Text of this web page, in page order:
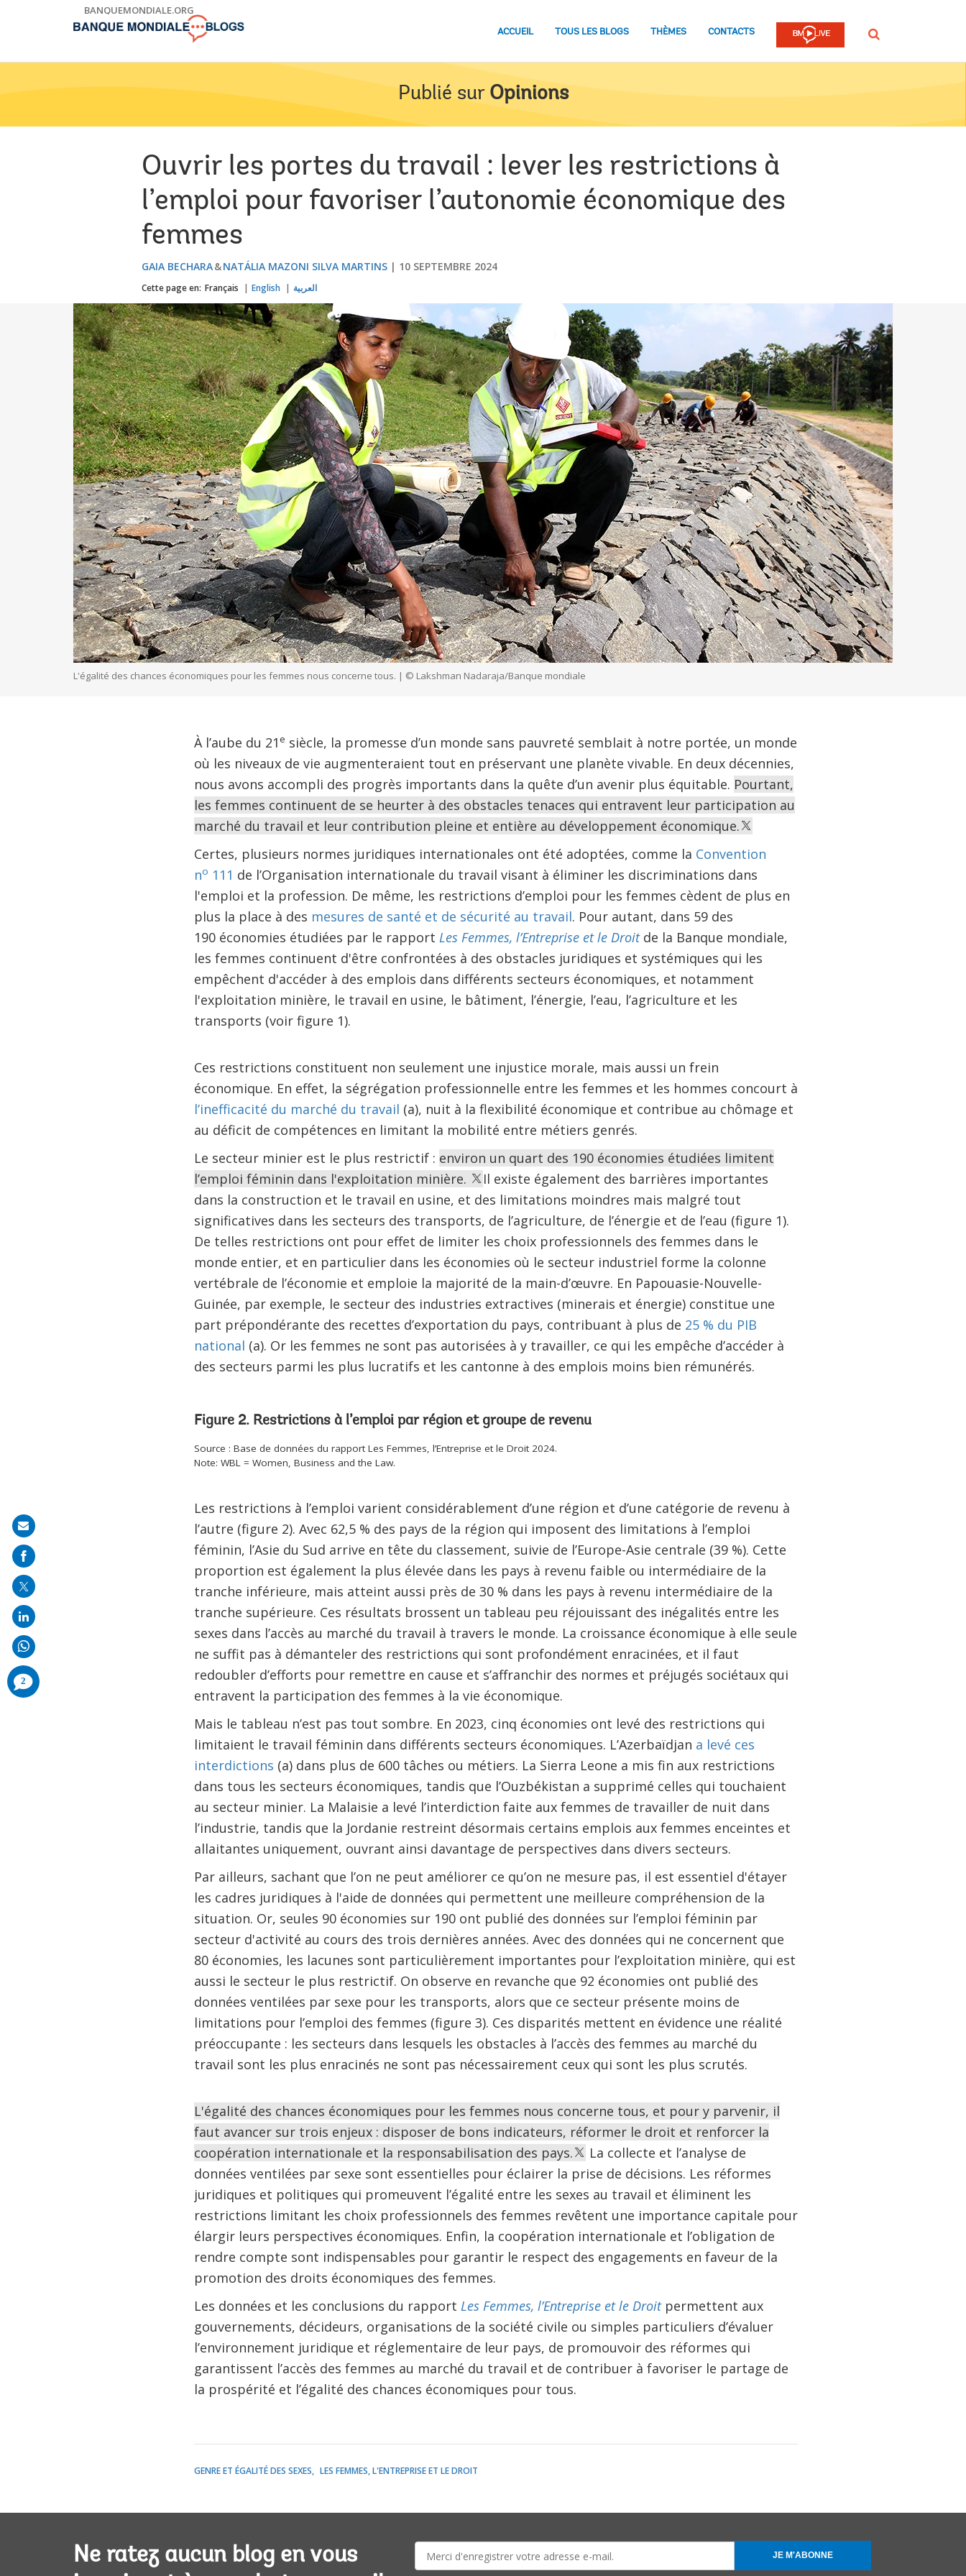
BANQUEMONDIALE.ORG
ACCUEIL TOUS LES BLOGS THÈMES CONTACTS Rechercher
Publié sur Opinions
Ouvrir les portes du travail : lever les restrictions à
l’emploi pour favoriser l’autonomie économique des
femmes
GAIA BECHARA NATÁLIA MAZONI SILVA MARTINS 10 SEPTEMBRE 2024
Cette page en: Français English العربية
L'égalité des chances économiques pour les femmes nous concerne tous. | © Lakshman Nadaraja/Banque mondiale
À l’aube du 21e siècle, la promesse d’un monde sans pauvreté semblait à notre portée, un monde
où les niveaux de vie augmenteraient tout en préservant une planète vivable. En deux décennies,
nous avons accompli des progrès importants dans la quête d’un avenir plus équitable. Pourtant,
les femmes continuent de se heurter à des obstacles tenaces qui entravent leur participation au
marché du travail et leur contribution pleine et entière au développement économique.
Certes, plusieurs normes juridiques internationales ont été adoptées, comme la Convention
no 111 de l’Organisation internationale du travail visant à éliminer les discriminations dans
l'emploi et la profession. De même, les restrictions d’emploi pour les femmes cèdent de plus en
plus la place à des mesures de santé et de sécurité au travail. Pour autant, dans 59 des
190 économies étudiées par le rapport Les Femmes, l’Entreprise et le Droitde la Banque mondiale,
les femmes continuent d'être confrontées à des obstacles juridiques et systémiques qui les
empêchent d'accéder à des emplois dans différents secteurs économiques, et notamment
l'exploitation minière, le travail en usine, le bâtiment, l’énergie, l’eau, l’agriculture et les
transports (voir figure 1).
Ces restrictions constituent non seulement une injustice morale, mais aussi un frein
économique. En effet, la ségrégation professionnelle entre les femmes et les hommes concourt à
l’inefficacité du marché du travail (a), nuit à la flexibilité économique et contribue au chômage et
au déficit de compétences en limitant la mobilité entre métiers genrés.
Le secteur minier est le plus restrictif : environ un quart des 190 économies étudiées limitent
l’emploi féminin dans l'exploitation minière.
Il existe également des barrières importantes
dans la construction et le travail en usine, et des limitations moindres mais malgré tout
significatives dans les secteurs des transports, de l’agriculture, de l’énergie et de l’eau (figure 1).
De telles restrictions ont pour effet de limiter les choix professionnels des femmes dans le
monde entier, et en particulier dans les économies où le secteur industriel forme la colonne
vertébrale de l’économie et emploie la majorité de la main-d’œuvre. En Papouasie-Nouvelle-
Guinée, par exemple, le secteur des industries extractives (minerais et énergie) constitue une
part prépondérante des recettes d’exportation du pays, contribuant à plus de 25 % du PIB
national (a). Or les femmes ne sont pas autorisées à y travailler, ce qui les empêche d’accéder à
des secteurs parmi les plus lucratifs et les cantonne à des emplois moins bien rémunérés.
Figure 2. Restrictions à l’emploi par région et groupe de revenu
Source : Base de données du rapport Les Femmes, l’Entreprise et le Droit 2024.
Note: WBL = Women, Business and the Law.
Les restrictions à l’emploi varient considérablement d’une région et d’une catégorie de revenu à
l’autre (figure 2). Avec 62,5 % des pays de la région qui imposent des limitations à l’emploi
féminin, l’Asie du Sud arrive en tête du classement, suivie de l’Europe-Asie centrale (39 %). Cette
proportion est également la plus élevée dans les pays à revenu faible ou intermédiaire de la
tranche inférieure, mais atteint aussi près de 30 % dans les pays à revenu intermédiaire de la
tranche supérieure. Ces résultats brossent un tableau peu réjouissant des inégalités entre les
sexes dans l’accès au marché du travail à travers le monde. La croissance économique à elle seule
ne suffit pas à démanteler des restrictions qui sont profondément enracinées, et il faut
redoubler d’efforts pour remettre en cause et s’affranchir des normes et préjugés sociétaux qui
entravent la participation des femmes à la vie économique.
Mais le tableau n’est pas tout sombre. En 2023, cinq économies ont levé des restrictions qui
limitaient le travail féminin dans différents secteurs économiques. L’Azerbaïdjan a levé ces
interdictions (a) dans plus de 600 tâches ou métiers. La Sierra Leone a mis fin aux restrictions
dans tous les secteurs économiques, tandis que l’Ouzbékistan a supprimé celles qui touchaient
au secteur minier. La Malaisie a levé l’interdiction faite aux femmes de travailler de nuit dans
l’industrie, tandis que la Jordanie restreint désormais certains emplois aux femmes enceintes et
allaitantes uniquement, ouvrant ainsi davantage de perspectives dans divers secteurs.
Par ailleurs, sachant que l’on ne peut améliorer ce qu’on ne mesure pas, il est essentiel d'étayer
les cadres juridiques à l'aide de données qui permettent une meilleure compréhension de la
situation. Or, seules 90 économies sur 190 ont publié des données sur l’emploi féminin par
secteur d'activité au cours des trois dernières années. Avec des données qui ne concernent que
80 économies, les lacunes sont particulièrement importantes pour l’exploitation minière, qui est
aussi le secteur le plus restrictif. On observe en revanche que 92 économies ont publié des
données ventilées par sexe pour les transports, alors que ce secteur présente moins de
limitations pour l’emploi des femmes (figure 3). Ces disparités mettent en évidence une réalité
préoccupante : les secteurs dans lesquels les obstacles à l’accès des femmes au marché du
travail sont les plus enracinés ne sont pas nécessairement ceux qui sont les plus scrutés.
L'égalité des chances économiques pour les femmes nous concerne tous, et pour y parvenir, il
faut avancer sur trois enjeux : disposer de bons indicateurs, réformer le droit et renforcer la
coopération internationale et la responsabilisation des pays.
La collecte et l’analyse de
données ventilées par sexe sont essentielles pour éclairer la prise de décisions. Les réformes
juridiques et politiques qui promeuvent l’égalité entre les sexes au travail et éliminent les
restrictions limitant les choix professionnels des femmes revêtent une importance capitale pour
élargir leurs perspectives économiques. Enfin, la coopération internationale et l’obligation de
rendre compte sont indispensables pour garantir le respect des engagements en faveur de la
promotion des droits économiques des femmes.
Les données et les conclusions du rapport Les Femmes, l’Entreprise et le Droitpermettent aux
gouvernements, décideurs, organisations de la société civile ou simples particuliers d’évaluer
l’environnement juridique et réglementaire de leur pays, de promouvoir des réformes qui
garantissent l’accès des femmes au marché du travail et de contribuer à favoriser le partage de
la prospérité et l’égalité des chances économiques pour tous.
GENRE ET ÉGALITÉ DES SEXES LES FEMMES, L'ENTREPRISE ET LE DROIT
Ne ratez aucun blog en vous
mail:
JE M'ABONNE
Share
on
mail
2
comments
added